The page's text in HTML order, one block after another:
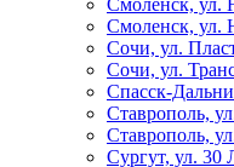
Смоленск, ул.
Смоленск, ул.
Сочи, ул.
Сочи, ул.
Спасск-
Ставрополь,
Ставрополь,
Сургут, ул. 30